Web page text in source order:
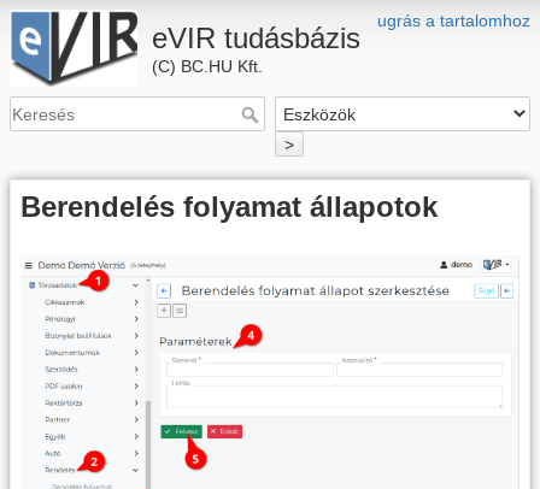
ugrás a tartalomhoz
eVIR tudásbázis
(C) BC.HU Kft.
>
Berendelés folyamat állapotok